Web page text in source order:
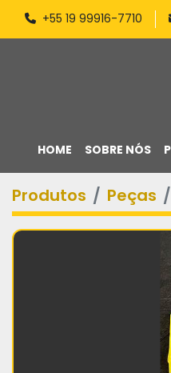
+55 19 99916-7710
HOME SOBRE NÓS
Produtos Peças